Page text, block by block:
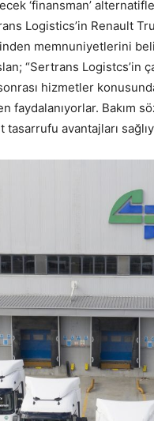
‘finansman’
Logistics’in Renault
memnuniyetlerini
“Sertrans Logistcs’in
hizmetler
faydalanıyorlar. Bakım
tasarrufu avantajları